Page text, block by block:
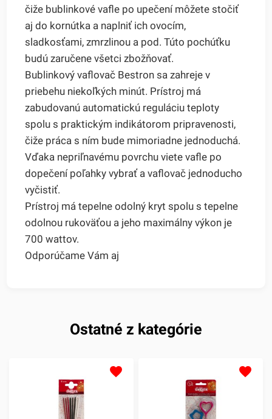
čiže bublinkové vafle po upečení môžete stočiť
aj do kornútka a naplniť ich ovocím,
sladkosťami, zmrzlinou a pod. Túto pochúťku
budú zaručene všetci zbožňovať.
Bublinkový vaflovač Bestron sa zahreje v
priebehu niekoľkých minút. Prístroj má
zabudovanú automatickú reguláciu teploty
spolu s praktickým indikátorom pripravenosti,
čiže práca s ním bude mimoriadne jednoduchá.
Vďaka nepriľnavému povrchu viete vafle po
dopečení poľahky vybrať a vaflovač jednoducho
vyčistiť.
Prístroj má tepelne odolný kryt spolu s tepelne
odolnou rukoväťou a jeho maximálny výkon je
700 wattov.
Odporúčame Vám aj
Ostatné z kategórie